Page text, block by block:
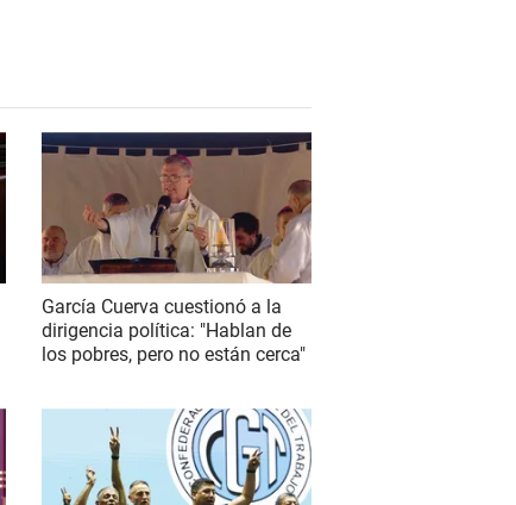
García Cuerva cuestionó a la
dirigencia política: "Hablan de
los pobres, pero no están cerca"